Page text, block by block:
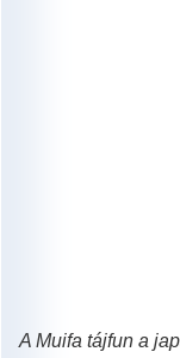
A Muifa tájfun a